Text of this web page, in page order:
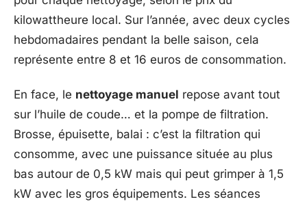
kilowattheure local. Sur l’année, avec deux cycles
hebdomadaires pendant la belle saison, cela
représente entre 8 et 16 euros de consommation.
En face, le nettoyage manuel repose avant tout
sur l’huile de coude… et la pompe de filtration.
Brosse, épuisette, balai : c’est la filtration qui
consomme, avec une puissance située au plus
bas autour de 0,5 kW mais qui peut grimper à 1,5
kW avec les gros équipements. Les séances